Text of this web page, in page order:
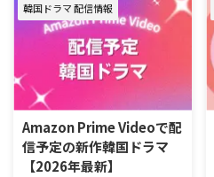
が始まった大注目の新作も合わせ
てお届け。（随時更新） ＞＞お
すすめの韓国ドラマ一覧はこちら
＞＞中国ドラマのU-NEXT配信予
定リストはこちら U-NEXT 最新エ
ピソードが毎週更新中の韓国ドラ
マ 韓国ドラマ『君へと続く僕の
ドリーム！』 10代の終わりに初
恋を経験した二人が15年ぶりに
再会し、夢と愛をともに追いかけ
韓国ドラマ 配信情報
Amazon Prime Videoで配
信予定の新作韓国ドラマ
【2026年最新】